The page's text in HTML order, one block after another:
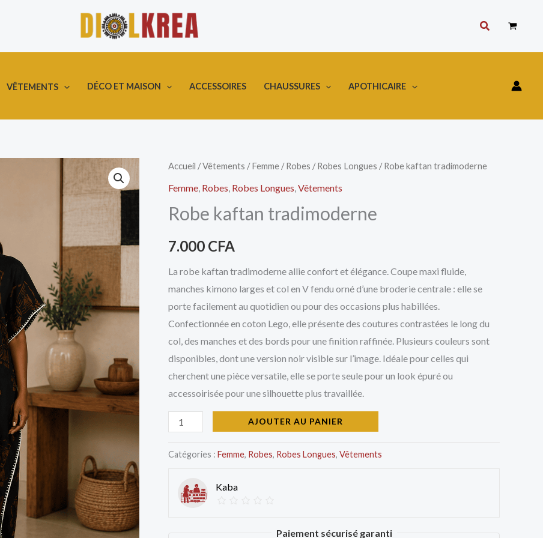
Rechercher
VÊTEMENTS DÉCO ET MAISON ACCESSOIRES CHAUSSURES APOTHICAIRE
Accueil /Vêtements /Femme /Robes /Robes Longues / Robe kaftan tradimoderne
Femme Robes Robes Longues Vêtements
Robe kaftan tradimoderne
7.000 CFA
La robe kaftan tradimoderne allie confort et élégance. Coupe maxi fluide,
manches kimono larges et col en V fendu orné d’une broderie centrale : elle se
porte facilement au quotidien ou pour des occasions plus habillées.
Confectionnée en coton Lego, elle présente des coutures contrastées le long du
col, des manches et des bords pour une finition raffinée. Plusieurs couleurs sont
disponibles, dont une version noir visible sur l’image. Idéale pour celles qui
cherchent une pièce versatile, elle se porte seule pour un look épuré ou
accessoirisée pour une silhouette plus travaillée.
quantité
de
kaftan
AJOUTER AU PANIER
Catégories : Femme, Robes, Robes Longues, Vêtements
Kaba
Paiement sécurisé garanti